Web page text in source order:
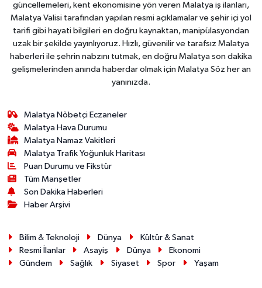
güncellemeleri, kent ekonomisine yön veren Malatya iş ilanları,
Malatya Valisi tarafından yapılan resmi açıklamalar ve şehir içi yol
tarifi gibi hayati bilgileri en doğru kaynaktan, manipülasyondan
uzak bir şekilde yayınlıyoruz. Hızlı, güvenilir ve tarafsız Malatya
haberleri ile şehrin nabzını tutmak, en doğru Malatya son dakika
gelişmelerinden anında haberdar olmak için Malatya Söz her an
yanınızda.
Malatya Nöbetçi Eczaneler
Malatya Hava Durumu
Malatya Namaz Vakitleri
Malatya Trafik Yoğunluk Haritası
Puan Durumu ve Fikstür
Tüm Manşetler
Son Dakika Haberleri
Haber Arşivi
Bilim & Teknoloji Dünya
Kültür & Sanat
Resmi İlanlar
Asayiş Dünya
Ekonomi
Gündem
Sağlık Siyaset Spor Yaşam